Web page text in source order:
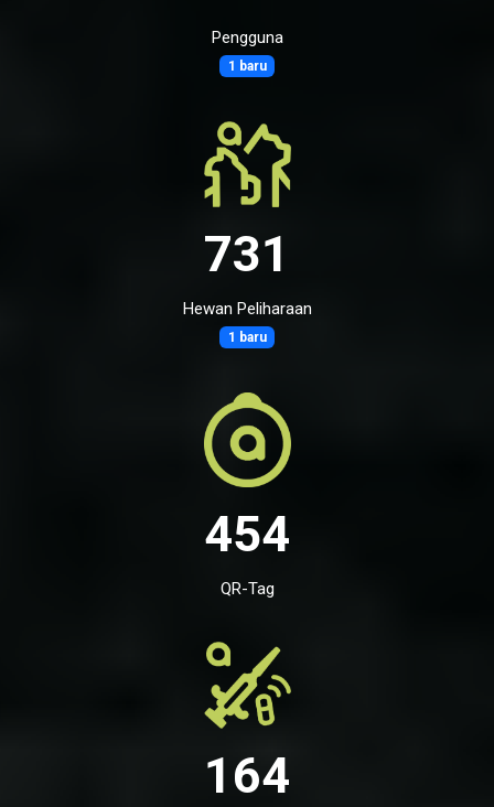
Pengguna
1 baru
731
Hewan Peliharaan
1 baru
454
QR-Tag
164